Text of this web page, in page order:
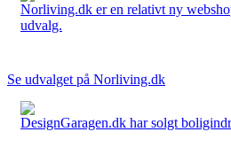
Norliving.dk er en relativt ny
udvalg.
Se udvalget på Norliving.dk
DesignGaragen.dk har solgt